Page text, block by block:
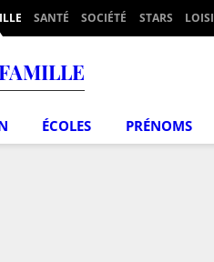
SANTÉ SOCIÉTÉ STARS
ÉCOLES PRÉNOMS